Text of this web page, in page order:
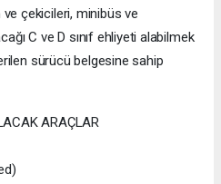
çekicileri, minibüs ve
C ve D sınıf ehliyeti alabilmek
sürücü belgesine sahip
ARAÇLAR